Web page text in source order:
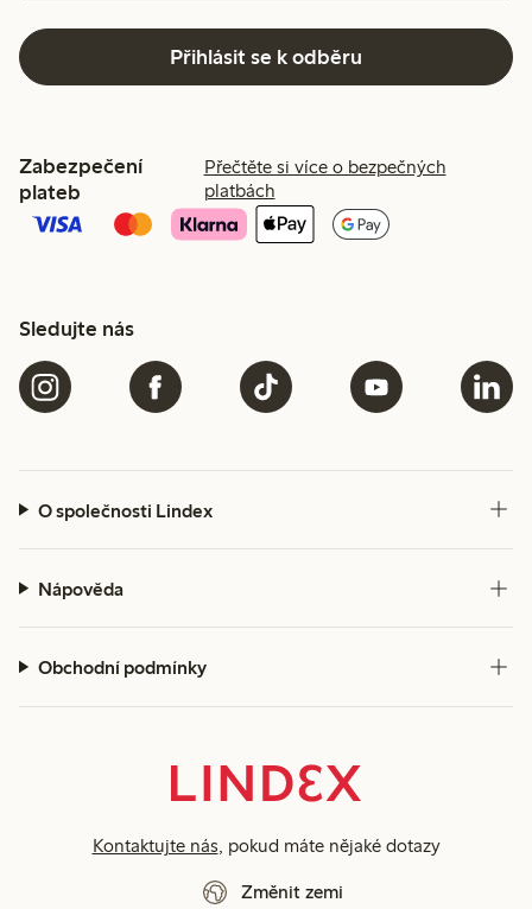
Přihlásit se k odběru
Zabezpečení
plateb
Přečtěte si více o bezpečných
platbách
Sledujte nás
O společnosti Lindex
Nápověda
Obchodní podmínky
Kontaktujte nás , pokud máte nějaké dotazy
Změnit zemi